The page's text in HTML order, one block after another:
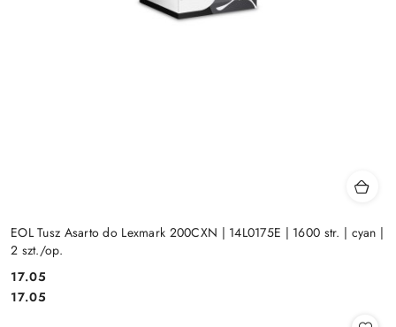
EOL Tusz Asarto do Lexmark 200CXN | 14L0175E | 1600 str. | cyan |
2 szt./op.
Cena:
17.05
Cena:
17.05